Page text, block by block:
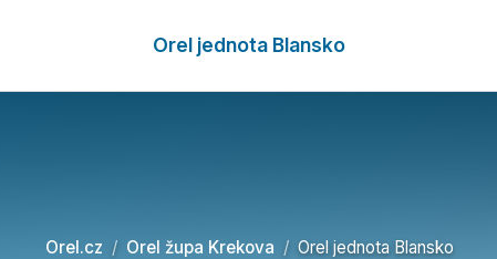
Orel jednota Blansko
Orel.cz Orel župa Krekova Orel jednota Blansko